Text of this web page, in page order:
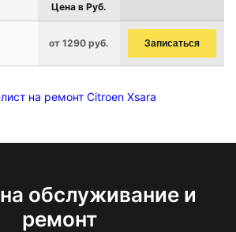
Цена в Руб.
от 1290 руб. Записаться
на ремонт Citroen Xsara
обслуживание и
ремонт